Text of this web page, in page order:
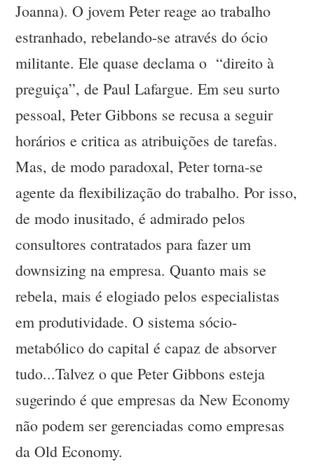
Joanna). O jovem Peter reage ao trabalho
estranhado, rebelando-se através do ócio
militante. Ele quase declama o “direito à
preguiça”, de Paul Lafargue. Em seu surto
pessoal, Peter Gibbons se recusa a seguir
horários e critica as atribuições de tarefas.
Mas, de modo paradoxal, Peter torna-se
agente da flexibilização do trabalho. Por isso,
de modo inusitado, é admirado pelos
consultores contratados para fazer um
downsizing na empresa. Quanto mais se
rebela, mais é elogiado pelos especialistas
em produtividade. O sistema sócio-
metabólico do capital é capaz de absorver
tudo...Talvez o que Peter Gibbons esteja
sugerindo é que empresas da New Economy
não podem ser gerenciadas como empresas
da Old Economy.